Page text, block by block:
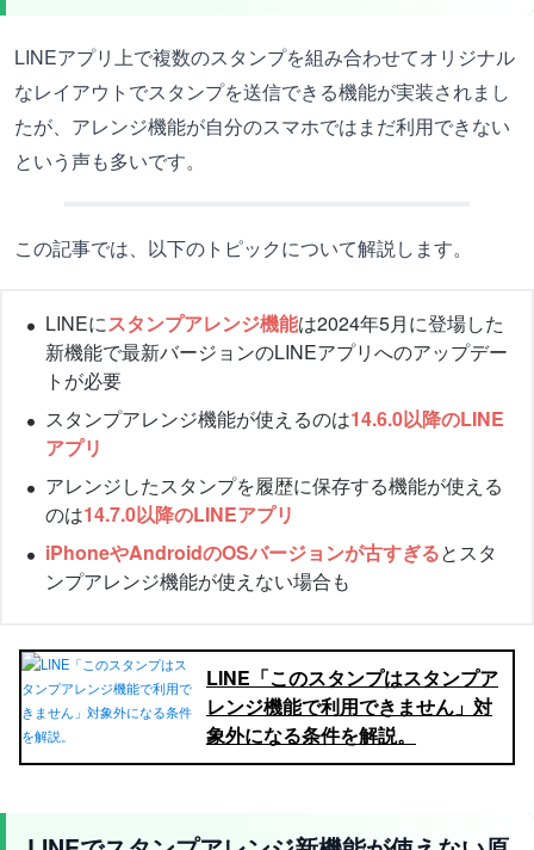
LINEアプリ上で複数のスタンプを組み合わせてオリジナル
なレイアウトでスタンプを送信できる機能が実装されまし
たが、アレンジ機能が自分のスマホではまだ利用できない
という声も多いです。
この記事では、以下のトピックについて解説します。
LINEにスタンプアレンジ機能は2024年5月に登場した
新機能で最新バージョンのLINEアプリへのアップデー
トが必要
スタンプアレンジ機能が使えるのは14.6.0以降のLINE
アプリ
アレンジしたスタンプを履歴に保存する機能が使える
のは14.7.0以降のLINEアプリ
iPhoneやAndroidのOSバージョンが古すぎるとスタ
ンプアレンジ機能が使えない場合も
LINE「このスタンプはスタンプア
レンジ機能で利用できません」対
象外になる条件を解説。